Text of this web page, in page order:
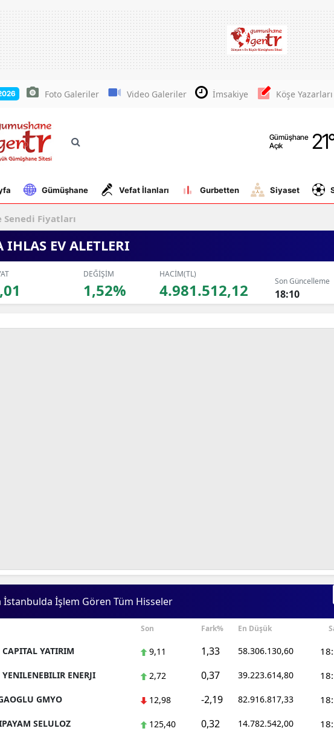
Foto Galeriler Video Galeriler İmsakiye Köşe Yazarları
Gümüşhane
Açık
21
Adana
Adıyaman
Amasya
Antalya
Aydın
Balıkesir
Bilecik
Elazığ
Eskişehir
Gaziantep
Giresun
Gümüşhane
Gümüşhane Vefat İlanları Gurbetten Siyaset
Senedi Fiyatları
IHLAS EV ALETLERI
DEĞİŞİM
1,52%
HACİM(TL)
4.981.512,12 Son Güncelleme
18:10
İstanbulda İşlem Gören Tüm Hisseler
Son Fark% En Düşük
YATIRIM 9,11 1,33 58.306.130,60
ENERJI 2,72 0,37 39.223.614,80
GMYO 12,98 -2,19 82.916.817,33
SELULOZ 125,40 0,32 14.782.542,00